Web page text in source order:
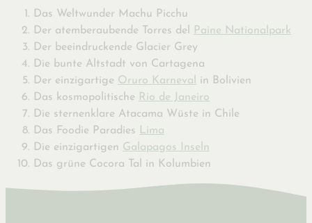
Das Weltwunder Machu Picchu
Der atemberaubende Torres del Paine Nationalpark
Der beeindruckende Glacier Grey
Die bunte Altstadt von Cartagena
Der einzigartige Oruro Karneval in Bolivien
Das kosmopolitische Rio de Janeiro
Die sternenklare Atacama Wüste in Chile
Das Foodie Paradies Lima
Die einzigartigen Galapagos Inseln
Das grüne Cocora Tal in Kolumbien